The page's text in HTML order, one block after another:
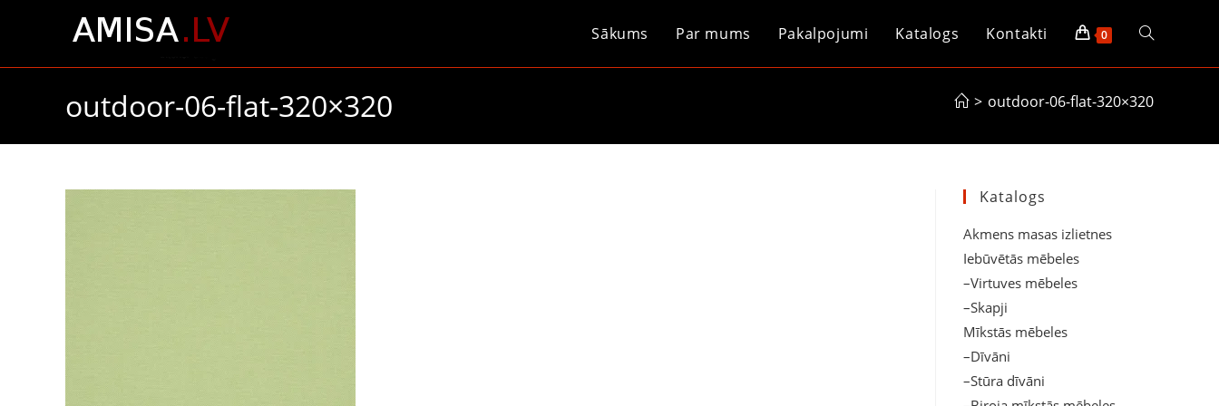
Sākums Par mums Pakalpojumi Katalogs Kontakti 0 Toggle
website
outdoor-06-flat-320×320 > outdoor-06-flat-320×320
Katalogs
Akmens masas izlietnes
Iebūvētās mēbeles
–Virtuves mēbeles
–Skapji
Mīkstās mēbeles
–Dīvāni
–Stūra dīvāni